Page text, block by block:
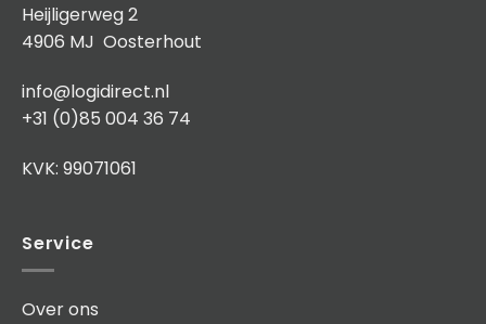
Heijligerweg 2
4906 MJ Oosterhout
info@logidirect.nl
+31 (0)85 004 36 74
KVK: 99071061
Service
Over ons